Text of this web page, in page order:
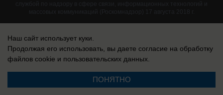
службой по надзору в сфере связи, информационных технологий и
массовых коммуникаций (Роскомнадзор) 17 августа 2018 г.
Наш сайт использует куки.
Продолжая его использовать, вы даете согласие на обработку
файлов cookie и пользовательских данных.
ПОНЯТНО